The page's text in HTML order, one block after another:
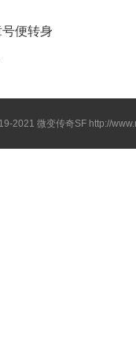
便转身
2021 微变传奇SF http://